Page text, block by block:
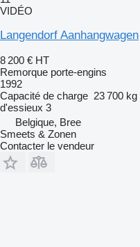
VIDÉO
Langendorf Aanhangwagen
8 200 € HT
Remorque porte-engins
1992
Capacité de charge 23 700 kg
d'essieux 3
Belgique, Bree
Smeets & Zonen
Contacter le vendeur